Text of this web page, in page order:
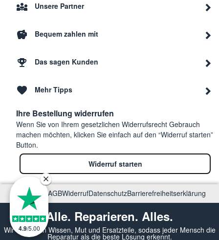
Unsere Partner
Bequem zahlen mit
Das sagen Kunden
Mehr Tipps
Ihre Bestellung widerrufen
Wenn Sie von Ihrem gesetzlichen Widerrufsrecht Gebrauch
machen möchten, klicken Sie einfach auf den “Widerruf starten”
Button.
Widerruf starten
ImpressumAGBWiderrufDatenschutzBarrierefreiheitserklärung
Alle. Reparieren. Alles.
Wir vermitteln Wissen, Mut und Ersatzteile, sodass jeder Mensch die
Reparatur als die beste Lösung erkennt.
4.9/5.00